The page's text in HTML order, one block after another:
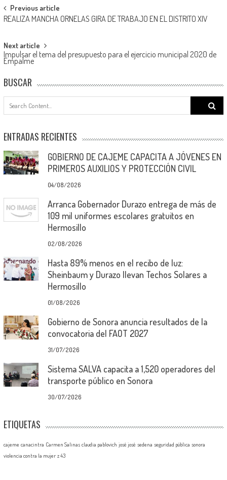
Post
navigation
Previous article
REALIZA MANCHA ORNELAS GIRA DE TRABAJO EN EL DISTRITO XIV
Next article
Impulsar el tema del presupuesto para el ejercicio municipal 2020 de
Empalme
BUSCAR
Search
for:
ENTRADAS RECIENTES
GOBIERNO DE CAJEME CAPACITA A JÓVENES EN
PRIMEROS AUXILIOS Y PROTECCIÓN CIVIL
04/08/2026
Arranca Gobernador Durazo entrega de más de
109 mil uniformes escolares gratuitos en
Hermosillo
02/08/2026
Hasta 89% menos en el recibo de luz:
Sheinbaum y Durazo llevan Techos Solares a
Hermosillo
01/08/2026
Gobierno de Sonora anuncia resultados de la
convocatoria del FAOT 2027
31/07/2026
Sistema SALVA capacita a 1,520 operadores del
transporte público en Sonora
30/07/2026
ETIQUETAS
cajeme canacintra Carmen Salinas claudia pablovich josé josé sedena seguridad pública sonora
violencia contra la mujer z 43